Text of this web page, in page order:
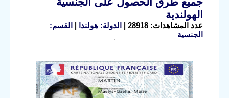
الهولندية
عدد المشاهدات: 28918 | الدولة: هولندا | القسم:
الجنسية